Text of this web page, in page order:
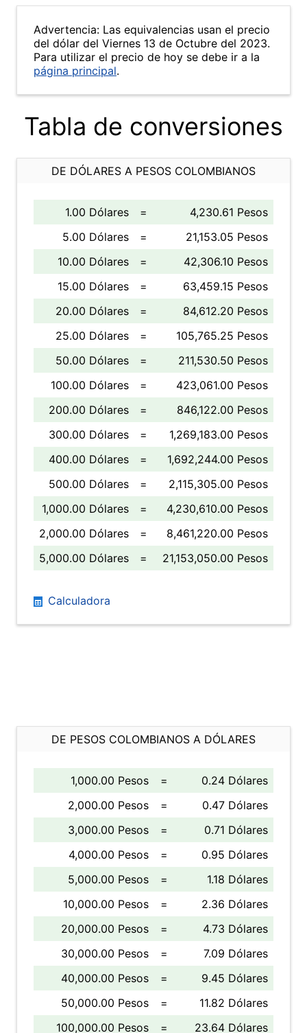
Advertencia: Las equivalencias usan el precio
del dólar del Viernes 13 de Octubre del 2023.
Para utilizar el precio de hoy se debe ir a la
página principal.
Tabla de conversiones
DE DÓLARES A PESOS COLOMBIANOS
1.00 Dólares =
4,230.61 Pesos
5.00 Dólares
=
21,153.05 Pesos
10.00 Dólares
=
42,306.10 Pesos
15.00 Dólares
=
63,459.15 Pesos
20.00 Dólares
=
84,612.20 Pesos
25.00 Dólares
=
105,765.25 Pesos
50.00 Dólares
=
211,530.50 Pesos
100.00 Dólares
=
423,061.00 Pesos
200.00 Dólares
=
846,122.00 Pesos
300.00 Dólares
=
1,269,183.00 Pesos
400.00 Dólares
=
1,692,244.00 Pesos
500.00 Dólares
=
2,115,305.00 Pesos
1,000.00 Dólares
=
4,230,610.00 Pesos
2,000.00 Dólares
=
8,461,220.00 Pesos
5,000.00 Dólares
= 21,153,050.00 Pesos
Calculadora
DE PESOS COLOMBIANOS A DÓLARES
1,000.00 Pesos =
0.24 Dólares
2,000.00 Pesos
=
0.47 Dólares
3,000.00 Pesos
=
0.71 Dólares
4,000.00 Pesos
=
0.95 Dólares
5,000.00 Pesos
=
1.18 Dólares
10,000.00 Pesos
=
2.36 Dólares
20,000.00 Pesos
=
4.73 Dólares
30,000.00 Pesos
=
7.09 Dólares
40,000.00 Pesos
=
9.45 Dólares
50,000.00 Pesos
=
11.82 Dólares
100,000.00 Pesos
= 23.64 Dólares